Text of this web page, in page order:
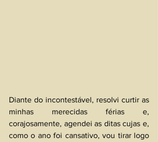
Diante do incontestável, resolvi curtir as
minhas merecidas férias e,
corajosamente, agendei as ditas cujas e,
como o ano foi cansativo, vou tirar logo